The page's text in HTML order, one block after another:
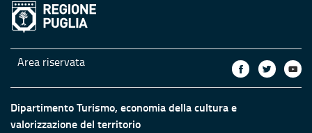
Area riservata
Dipartimento Turismo, economia della cultura e
valorizzazione del territorio